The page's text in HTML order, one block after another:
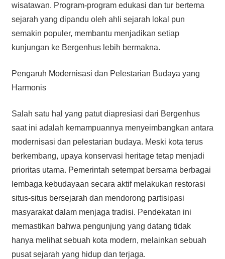
wisatawan. Program-program edukasi dan tur bertema
sejarah yang dipandu oleh ahli sejarah lokal pun
semakin populer, membantu menjadikan setiap
kunjungan ke Bergenhus lebih bermakna.
Pengaruh Modernisasi dan Pelestarian Budaya yang
Harmonis
Salah satu hal yang patut diapresiasi dari Bergenhus
saat ini adalah kemampuannya menyeimbangkan antara
modernisasi dan pelestarian budaya. Meski kota terus
berkembang, upaya konservasi heritage tetap menjadi
prioritas utama. Pemerintah setempat bersama berbagai
lembaga kebudayaan secara aktif melakukan restorasi
situs-situs bersejarah dan mendorong partisipasi
masyarakat dalam menjaga tradisi. Pendekatan ini
memastikan bahwa pengunjung yang datang tidak
hanya melihat sebuah kota modern, melainkan sebuah
pusat sejarah yang hidup dan terjaga.